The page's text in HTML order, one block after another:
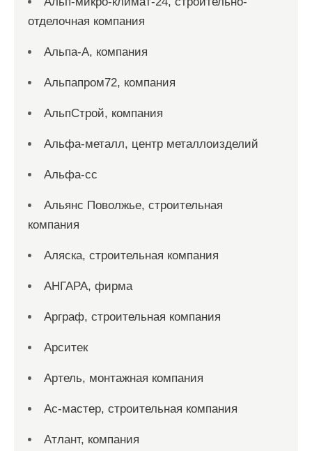
отделочная компания
Альпа-А, компания
Альпапром72, компания
АльпСтрой, компания
Альфа-металл, центр металлоизделий
Альфа-сс
Альянс Поволжье, строительная
компания
Аляска, строительная компания
АНГАРА, фирма
Арграф, строительная компания
Арситек
Артель, монтажная компания
Ас-мастер, строительная компания
Атлант, компания